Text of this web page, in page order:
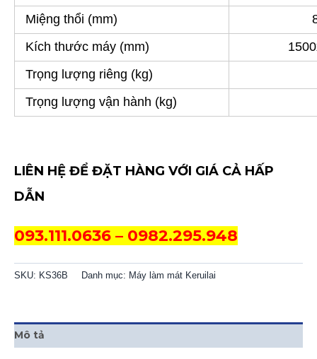
Miệng thổi (mm)
Kích thước máy (mm)
Trọng lượng riêng (kg)
Trọng lượng vận hành (kg)
LIÊN HỆ ĐỂ ĐẶT HÀNG VỚI GIÁ CẢ HẤP
DẪN
093.111.0636 – 0982.295.948
SKU: KS36B Danh mục: Máy làm mát Keruilai
Mô tả